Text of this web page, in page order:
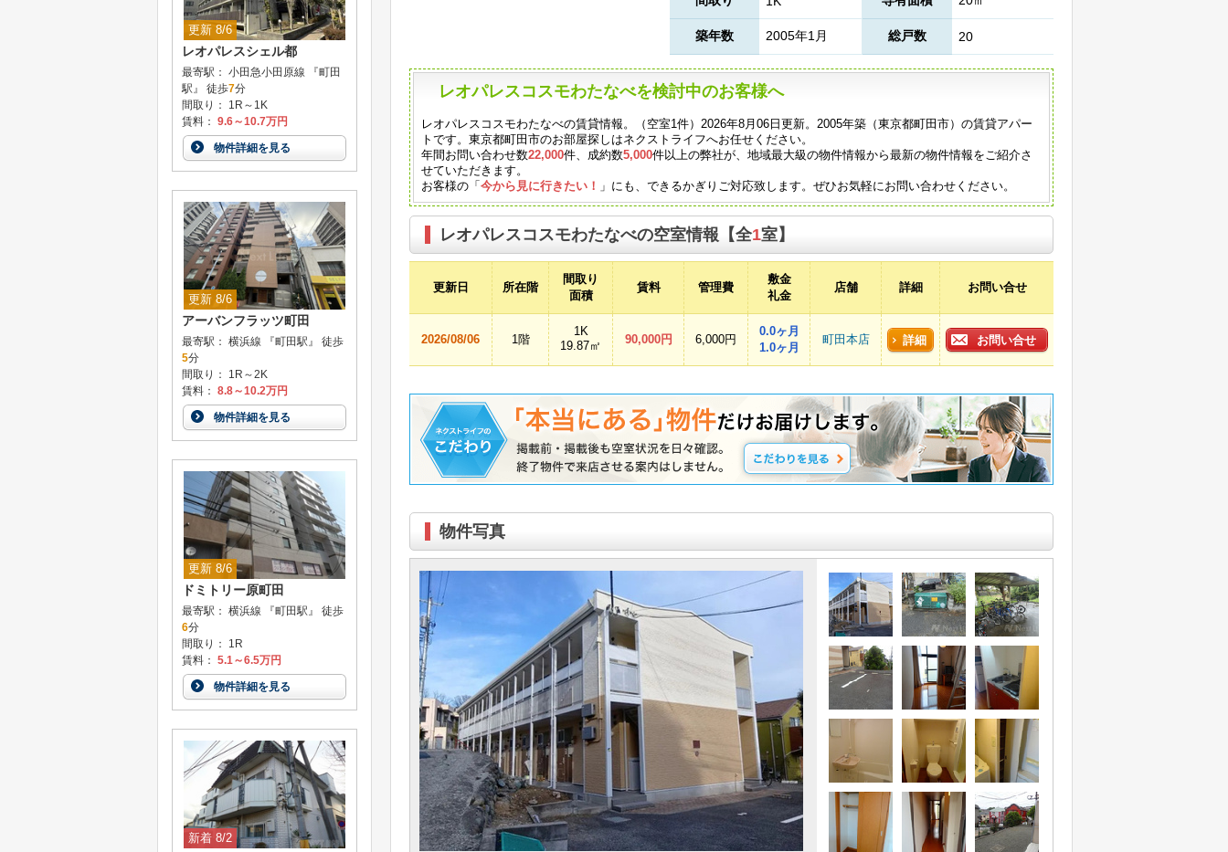
築年数 2005年1月 総戸数 20
レオパレスコスモわたなべを検討中のお客様へ
レオパレスコスモわたなべの賃貸情報。（空室1件）2026年8月06日更新。2005年築（東京都町田市）の賃貸アパー
トです。東京都町田市のお部屋探しはネクストライフへお任せください。
年間お問い合わせ数22,000件、成約数5,000件以上の弊社が、地域最大級の物件情報から最新の物件情報をご紹介さ
せていただきます。
お客様の「今から見に行きたい！ 」にも、できるかぎりご対応致します。ぜひお気軽にお問い合わせください。
レオパレスコスモわたなべの空室情報【全1室】
更新日 所在階
間取り
面積
賃料 管理費
敷金
礼金
店舗 詳細 お問い合せ
2026/08/06 1階
1K
19.87㎡
90,000円 6,000円
0.0ヶ月
1.0ヶ月
町田本店 詳細 お問い合せ
物件写真
更新 8/6
レオパレスシェル都
最寄駅： 小田急小田原線 『町田
駅』 徒歩7分
間取り： 1R～1K
賃料： 9.6～10.7万円
物件詳細を見る
更新 8/6
アーバンフラッツ町田
最寄駅： 横浜線 『町田駅』 徒歩
5分
間取り： 1R～2K
賃料： 8.8～10.2万円
物件詳細を見る
更新 8/6
ドミトリー原町田
最寄駅： 横浜線 『町田駅』 徒歩
6分
間取り： 1R
賃料： 5.1～6.5万円
物件詳細を見る
新着 8/2